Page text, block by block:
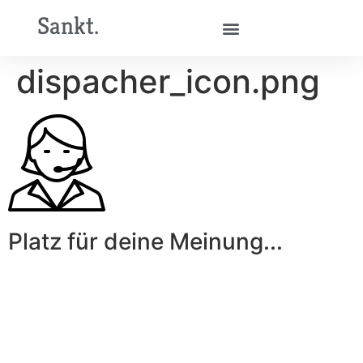
Sankt.
dispacher_icon.png
Platz für deine Meinung...